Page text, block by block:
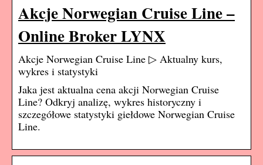
Akcje Norwegian Cruise Line –
Online Broker LYNX
Akcje Norwegian Cruise Line ▷ Aktualny kurs,
wykres i statystyki
Jaka jest aktualna cena akcji Norwegian Cruise
Line? Odkryj analizę, wykres historyczny i
szczegółowe statystyki giełdowe Norwegian Cruise
Line.